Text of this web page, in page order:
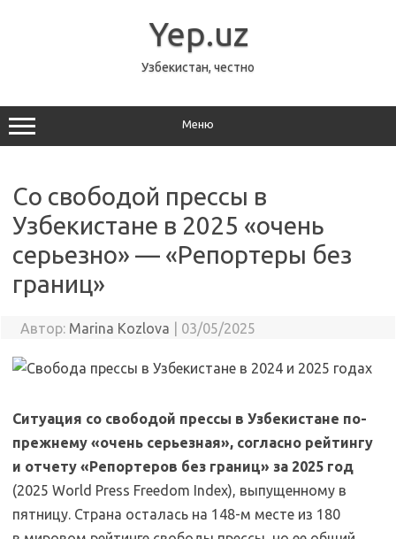
Yep.uz
Узбекистан, честно
Меню
Со свободой прессы в
Узбекистане в 2025 «очень
серьезно» — «Репортеры без
границ»
Автор: Marina Kozlova 03/05/2025
Ситуация со свободой прессы в Узбекистане по-
прежнему «очень серьезная», согласно рейтингу
и отчету «Репортеров без границ» за 2025 год
(2025 World Press Freedom Index), выпущенному в
пятницу. Страна осталась на 148-м месте из 180